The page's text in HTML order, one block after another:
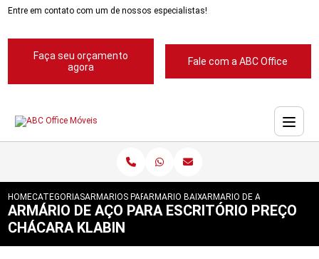
Entre em contato com um de nossos especialistas!
Faça seu orçamento
agora
Fale com a ABC Office
HOMECATEGORIASARMARIOS PARA ESCRITORIOS
ARMARIO BAIXO PARA ESCRITORIOS
ARMARIO DE ACO PARA
ARMÁRIO DE AÇO PARA ESCRITÓRIO PREÇO
CHÁCARA KLABIN